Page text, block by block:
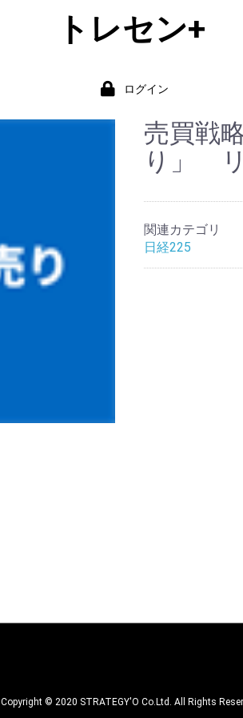
トレセン+
ログイン
売買戦
り」
関連カテゴリ
日経225
Copyright © 2020 STRATEGY'O Co.Ltd. All Rights